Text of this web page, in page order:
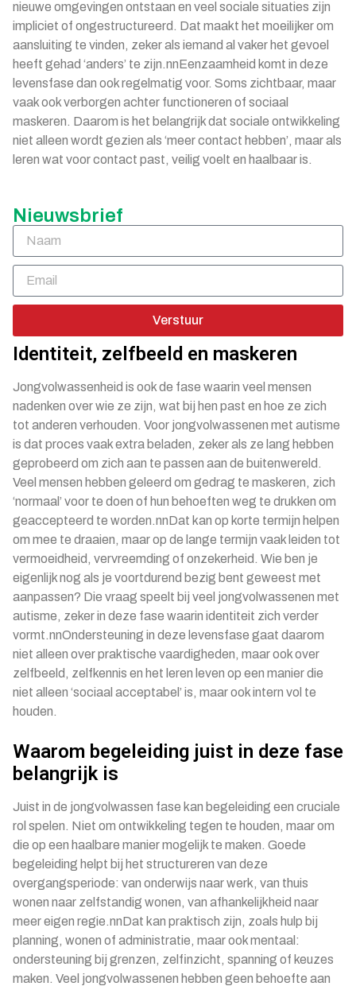
nieuwe omgevingen ontstaan en veel sociale situaties zijn
impliciet of ongestructureerd. Dat maakt het moeilijker om
aansluiting te vinden, zeker als iemand al vaker het gevoel
heeft gehad ‘anders’ te zijn.nnEenzaamheid komt in deze
levensfase dan ook regelmatig voor. Soms zichtbaar, maar
vaak ook verborgen achter functioneren of sociaal
maskeren. Daarom is het belangrijk dat sociale ontwikkeling
niet alleen wordt gezien als ‘meer contact hebben’, maar als
leren wat voor contact past, veilig voelt en haalbaar is.
Nieuwsbrief
Verstuur
Identiteit, zelfbeeld en maskeren
Jongvolwassenheid is ook de fase waarin veel mensen
nadenken over wie ze zijn, wat bij hen past en hoe ze zich
tot anderen verhouden. Voor jongvolwassenen met autisme
is dat proces vaak extra beladen, zeker als ze lang hebben
geprobeerd om zich aan te passen aan de buitenwereld.
Veel mensen hebben geleerd om gedrag te maskeren, zich
‘normaal’ voor te doen of hun behoeften weg te drukken om
geaccepteerd te worden.nnDat kan op korte termijn helpen
om mee te draaien, maar op de lange termijn vaak leiden tot
vermoeidheid, vervreemding of onzekerheid. Wie ben je
eigenlijk nog als je voortdurend bezig bent geweest met
aanpassen? Die vraag speelt bij veel jongvolwassenen met
autisme, zeker in deze fase waarin identiteit zich verder
vormt.nnOndersteuning in deze levensfase gaat daarom
niet alleen over praktische vaardigheden, maar ook over
zelfbeeld, zelfkennis en het leren leven op een manier die
niet alleen ‘sociaal acceptabel’ is, maar ook intern vol te
houden.
Waarom begeleiding juist in deze fase
belangrijk is
Juist in de jongvolwassen fase kan begeleiding een cruciale
rol spelen. Niet om ontwikkeling tegen te houden, maar om
die op een haalbare manier mogelijk te maken. Goede
begeleiding helpt bij het structureren van deze
overgangsperiode: van onderwijs naar werk, van thuis
wonen naar zelfstandig wonen, van afhankelijkheid naar
meer eigen regie.nnDat kan praktisch zijn, zoals hulp bij
planning, wonen of administratie, maar ook mentaal:
ondersteuning bij grenzen, zelfinzicht, spanning of keuzes
maken. Veel jongvolwassenen hebben geen behoefte aan